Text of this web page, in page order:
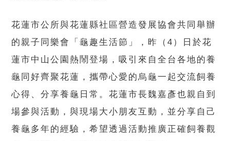
花蓮市公所與花蓮縣社區營造發展協會共同舉辦
的親子同樂會「龜趣生活節」，昨（4）日於花
蓮市中山公園熱鬧登場，吸引來自全台各地的養
龜同好齊聚花蓮，攜帶心愛的烏龜一起交流飼養
心得、分享養龜日常。花蓮市長魏嘉彥也親自到
場參與活動，與現場大小朋友互動，並分享自己
養龜多年的經驗，希望透過活動推廣正確飼養觀